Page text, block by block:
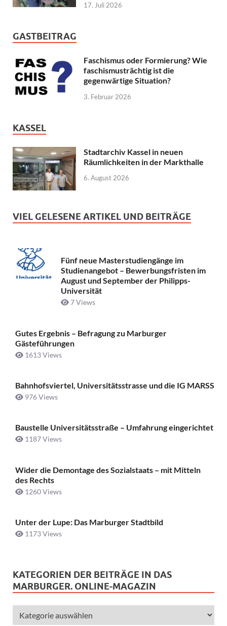
17. Juli 2026
GASTBEITRAG
Faschismus oder Formierung? Wie
faschismusträchtig ist die
gegenwärtige Situation?
3. Februar 2026
KASSEL
Stadtarchiv Kassel in neuen
Räumlichkeiten in der Markthalle
6. August 2026
VIEL GELESENE ARTIKEL UND BEITRÄGE
Fünf neue Masterstudiengänge im
Studienangebot – Bewerbungsfristen im
August und September der Philipps-
Universität
7 Views
Gutes Ergebnis – Befragung zu Marburger
Gästeführungen
1613 Views
Bahnhofsviertel, Universitätsstrasse und die IG MARSS
976 Views
Baustelle Universitätsstraße ­– Umfahrung eingerichtet
1187 Views
Wider die Demontage des Sozialstaats – mit Mitteln
des Rechts
1260 Views
Unter der Lupe: Das Marburger Stadtbild
1173 Views
KATEGORIEN DER BEITRÄGE IN DAS
MARBURGER. ONLINE-MAGAZIN